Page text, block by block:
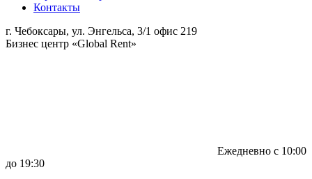
Контакты
г. Чебоксары, ул. Энгельса, 3/1 офис 219
Бизнес центр «Global Rent»
Ежедневно с 10:00
до 19:30